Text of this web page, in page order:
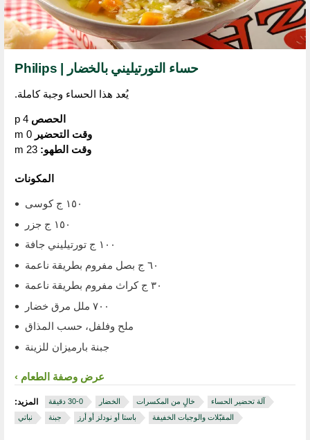
حساء التورتيليني بالخضار | Philips
يُعد هذا الحساء وجبة كاملة.
الحصص4 p
وقت التحضير0 m
وقت الطهو:23 m
المكونات
١٥٠ ج كوسى
١٥٠ ج جزر
١٠٠ ج تورتيليني جافة
٦٠ ج بصل مفروم بطريقة ناعمة
٣٠ ج كراث مفروم بطريقة ناعمة
٧٠٠ ملل مرق خضار
ملح وفلفل، حسب المذاق
جبنة بارميزان للزينة
عرض وصفة الطعام
المزيد: الخضار خالٍ من المكسرات
آلة تحضير الحساء
نباتي
جبنة باستا أو نودلز أو أرز المقبّلات والوجبات الخفيفة